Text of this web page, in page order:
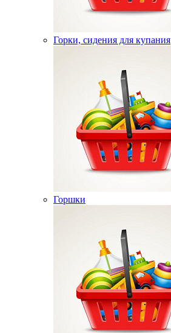
Горки, сидения для купания
Горшки